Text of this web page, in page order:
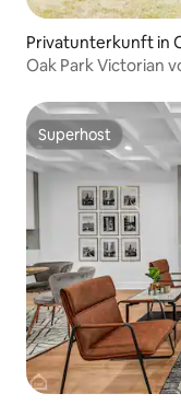
Privatunterkunft in
Oak Park Victorian
Superhost
Superhost